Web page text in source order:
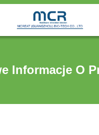
Informacje O